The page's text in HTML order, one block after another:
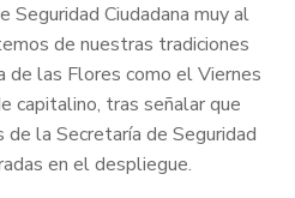
Seguridad Ciudadana muy al
de nuestras tradiciones
de las Flores como el Viernes
capitalino, tras señalar que
la Secretaría de Seguridad
en el despliegue.